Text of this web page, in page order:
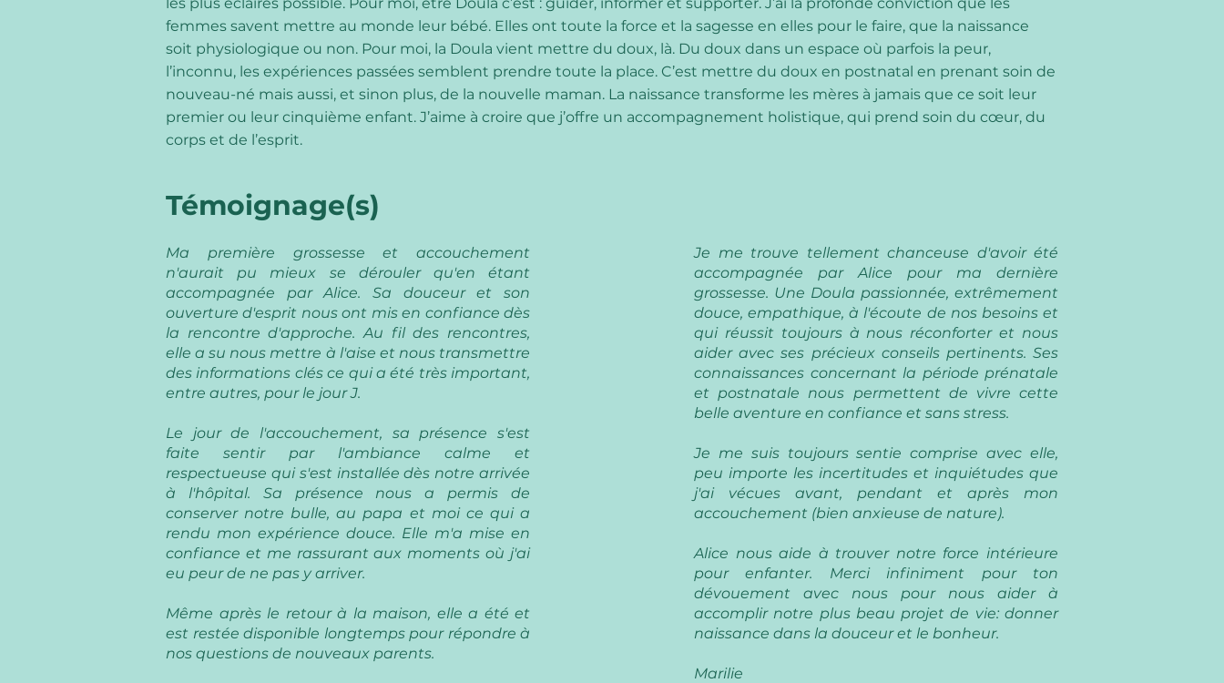
femmes savent mettre au monde leur bébé. Elles ont toute la force et la sagesse en elles pour le faire, que la naissance
soit physiologique ou non. Pour moi, la Doula vient mettre du doux, là. Du doux dans un espace où parfois la peur,
l’inconnu, les expériences passées semblent prendre toute la place. C’est mettre du doux en postnatal en prenant soin de
nouveau-né mais aussi, et sinon plus, de la nouvelle maman. La naissance transforme les mères à jamais que ce soit leur
premier ou leur cinquième enfant. J’aime à croire que j’offre un accompagnement holistique, qui prend soin du cœur, du
corps et de l’esprit.
Témoignage(s)
Ma première grossesse et accouchement
n'aurait pu mieux se dérouler qu'en étant
accompagnée par Alice. Sa douceur et son
ouverture d'esprit nous ont mis en confiance dès
la rencontre d'approche. Au fil des rencontres,
elle a su nous mettre à l'aise et nous transmettre
des informations clés ce qui a été très important,
entre autres, pour le jour J.
Le jour de l'accouchement, sa présence s'est
faite sentir par l'ambiance calme et
respectueuse qui s'est installée dès notre arrivée
à l'hôpital. Sa présence nous a permis de
conserver notre bulle, au papa et moi ce qui a
rendu mon expérience douce. Elle m'a mise en
confiance et me rassurant aux moments où j'ai
eu peur de ne pas y arriver.
Même après le retour à la maison, elle a été et
est restée disponible longtemps pour répondre à
nos questions de nouveaux parents.
Je me trouve tellement chanceuse d'avoir été
accompagnée par Alice pour ma dernière
grossesse. Une Doula passionnée, extrêmement
douce, empathique, à l'écoute de nos besoins et
qui réussit toujours à nous réconforter et nous
aider avec ses précieux conseils pertinents. Ses
connaissances concernant la période prénatale
et postnatale nous permettent de vivre cette
belle aventure en confiance et sans stress.
Je me suis toujours sentie comprise avec elle,
peu importe les incertitudes et inquiétudes que
j'ai vécues avant, pendant et après mon
accouchement (bien anxieuse de nature).
Alice nous aide à trouver notre force intérieure
pour enfanter. Merci infiniment pour ton
dévouement avec nous pour nous aider à
accomplir notre plus beau projet de vie: donner
naissance dans la douceur et le bonheur.
Marilie